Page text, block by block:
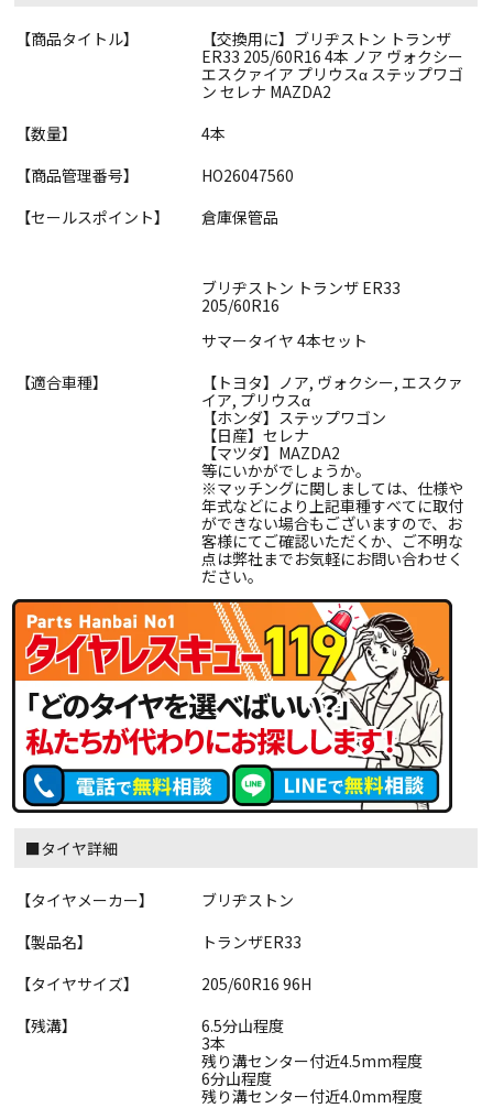
【商品タイトル】
【交換用に】ブリヂストン トランザ
ER33 205/60R16 4本 ノア ヴォクシー
エスクァイア プリウスα ステップワゴ
ン セレナ MAZDA2
【数量】
4本
【商品管理番号】
HO26047560
【セールスポイント】
倉庫保管品
ブリヂストン トランザ ER33
205/60R16
サマータイヤ 4本セット
【適合車種】
【トヨタ】ノア, ヴォクシー, エスクァ
イア, プリウスα
【ホンダ】ステップワゴン
【日産】セレナ
【マツダ】MAZDA2
等にいかがでしょうか。
※マッチングに関しましては、仕様や
年式などにより上記車種すべてに取付
ができない場合もございますので、お
客様にてご確認いただくか、ご不明な
点は弊社までお気軽にお問い合わせく
ださい。
■タイヤ詳細
【タイヤメーカー】
ブリヂストン
【製品名】
トランザER33
【タイヤサイズ】
205/60R16 96H
【残溝】
6.5分山程度
3本
残り溝センター付近4.5mm程度
6分山程度
残り溝センター付近4.0mm程度